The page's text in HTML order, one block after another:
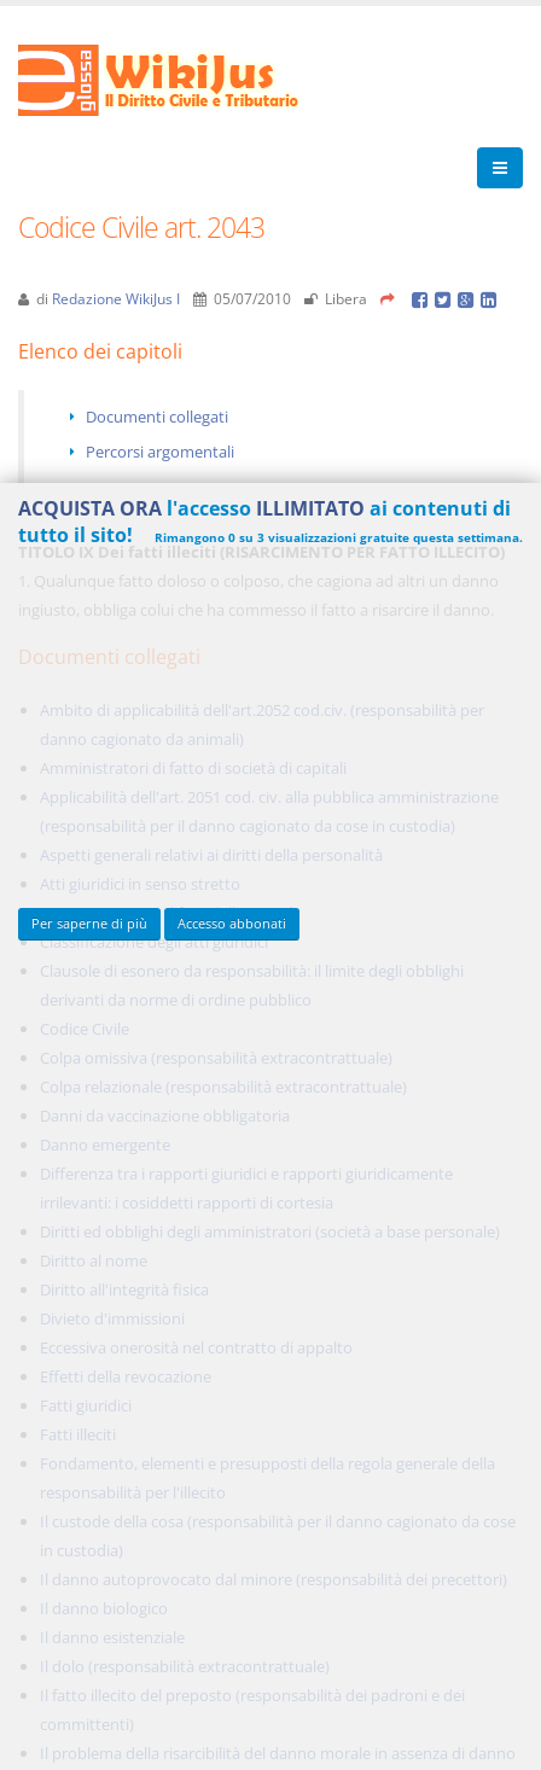
Codice Civile art. 2043
di Redazione WikiJus I 05/07/2010 Libera
Elenco dei capitoli
Documenti collegati
Percorsi argomentali
TITOLO IX Dei fatti illeciti (RISARCIMENTO PER FATTO ILLECITO)
1. Qualunque fatto doloso o colposo, che cagiona ad altri un danno
ingiusto, obbliga colui che ha commesso il fatto a risarcire il danno.
Documenti collegati
Ambito di applicabilità dell'art.2052 cod.civ. (responsabilità per
danno cagionato da animali)
Amministratori di fatto di società di capitali
Applicabilità dell'art. 2051 cod. civ. alla pubblica amministrazione
(responsabilità per il danno cagionato da cose in custodia)
Aspetti generali relativi ai diritti della personalità
Atti giuridici in senso stretto
Azioni petitorie a difesa della servitù
Classificazione degli atti giuridici
Clausole di esonero da responsabilità: il limite degli obblighi
derivanti da norme di ordine pubblico
Codice Civile
Colpa omissiva (responsabilità extracontrattuale)
Colpa relazionale (responsabilità extracontrattuale)
Danni da vaccinazione obbligatoria
Danno emergente
Differenza tra i rapporti giuridici e rapporti giuridicamente
irrilevanti: i cosiddetti rapporti di cortesia
Diritti ed obblighi degli amministratori (società a base personale)
Diritto al nome
Diritto all'integrità fisica
Divieto d'immissioni
Eccessiva onerosità nel contratto di appalto
Effetti della revocazione
Fatti giuridici
Fatti illeciti
Fondamento, elementi e presupposti della regola generale della
responsabilità per l'illecito
Il custode della cosa (responsabilità per il danno cagionato da cose
in custodia)
Il danno autoprovocato dal minore (responsabilità dei precettori)
Il danno biologico
Il danno esistenziale
Il dolo (responsabilità extracontrattuale)
Il fatto illecito del preposto (responsabilità dei padroni e dei
committenti)
Il problema della risarcibilità del danno morale in assenza di danno
ACQUISTA ORA l'accesso ILLIMITATO ai contenuti di
tutto il sito!
Rimangono 0 su 3 visualizzazioni gratuite questa settimana.
anziché
Acquista ora
48,00 € MENSILI
Per saperne di più Accesso abbonati